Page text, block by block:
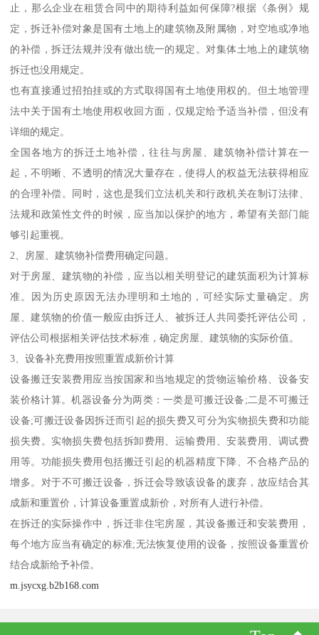
止，那么企业在租赁合同中的期待利益如何保障?根据《条例》规
定，拆迁补偿对象是国有土地上的建筑物及附属物，对空地或净地
的补偿，拆迁法规并没有做出统一的规定。对集体土地上的建筑物
拆迁也没用规定。
也有直接通过招拍挂或的方式取得国有土地使用权的。但土地管理
法中关于国有土地使用权收回方面，仅规定给予适当补偿，但没有
详细的规定。
全国各地方的拆迁土地补偿，往往与房屋、建筑物补偿计算在一
起，不明晰、不透明的情况大量存在，使得人的权益无法获得相应
的合理补偿。同时，这也是我们立法机关和行政机关在制订法律、
法规和政策性文件的时候，应当加以保护的地方，希望有关部门能
够引起重视。
2、房屋、建筑物补偿费用确定问题。
对于房屋、建筑物的补偿，应当以相关明登记的建筑面积为计算标
准。因为历史原因无法办理明和土地的，可经实际丈量确定。房
屋、建筑物的价值一般应由拆迁人、被拆迁人共同委托评估公司，
评估公司根据相关评估技术标准，确定房屋、建筑物的实际价值。
3、设备补充费用按照重置成新价计算
设备搬迁安装费用应当按国家和当地规定的货物运输价格、设备安
装价格计算。机器设备分为两类：一类是可搬迁设备;二是不可搬迁
设备;可搬迁设备因拆迁而引起的损失费又可分为实物损失费和功能
损失费。实物损失费包括拆卸费用、运输费用、安装费用、调试费
用等。功能损失费用包括搬迁引起的机器精度下降、不合格产品的
增多。对于不可搬迁设备，拆迁会导致该设备的废弃，故应结合其
成新和重置价，计算设备重置成新价，对所有人进行补偿。
在拆迁的实际操作中，拆迁非住宅房屋，其设备搬迁和安装费用，
每个地方应当有确定的标准;无法恢复使用的设备，按照设备重置价
结合成新给予补偿。
m.jsycxg.b2b168.com